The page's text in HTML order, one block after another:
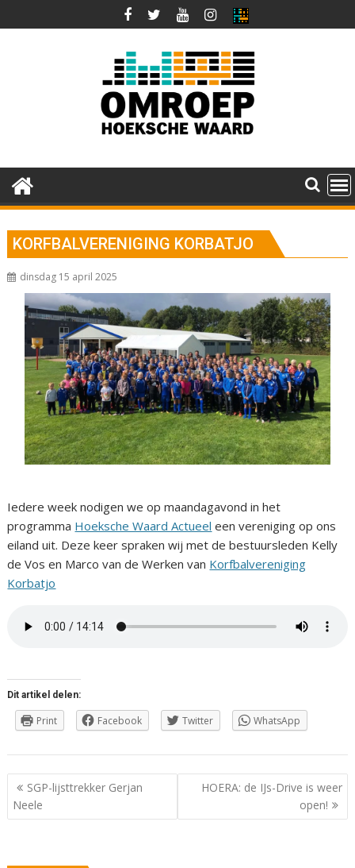
naar
KORFBALVERENIGING KORBATJO
dinsdag 15 april 2025
Iedere week nodigen we op maandagavond in het
programma Hoeksche Waard Actueel een vereniging op ons
eiland uit. Deze keer spraken wij met de bestuursleden Kelly
de Vos en Marco van de Werken van Korfbalvereniging
Korbatjo
Dit artikel delen:
Print Facebook Twitter WhatsApp
Berichtnavigatie
SGP-lijsttrekker Gerjan
Neele
HOERA: de IJs-Drive is weer
open!